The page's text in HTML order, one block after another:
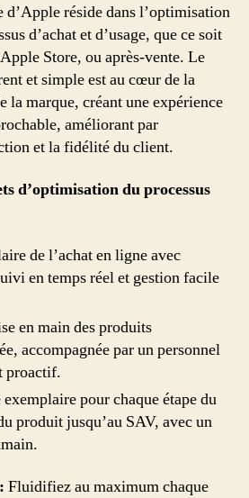
d’Apple réside dans l’optimisation
d’achat et d’usage, que ce soit
Store, ou après-vente. Le
et simple est au cœur de la
la marque, créant une expérience
améliorant par
et la fidélité du client.
d’optimisation du processus
de l’achat en ligne avec
en temps réel et gestion facile
en main des produits
accompagnée par un personnel
proactif.
pour chaque étape du
produit jusqu’au SAV, avec un
Fluidifiez au maximum chaque